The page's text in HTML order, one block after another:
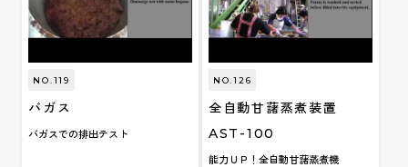
NO.119
バガス
バガスでの排出テスト
NO.126
全自動甘藷蒸煮装置
AST-100
能力ＵＰ！全自動甘藷蒸煮機